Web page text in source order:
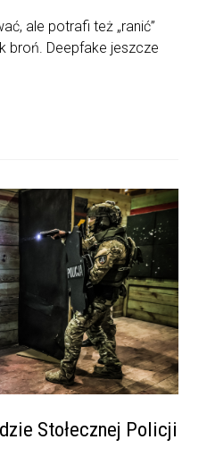
ale potrafi też „ranić”
broń. Deepfake jeszcze
Stołecznej Policji